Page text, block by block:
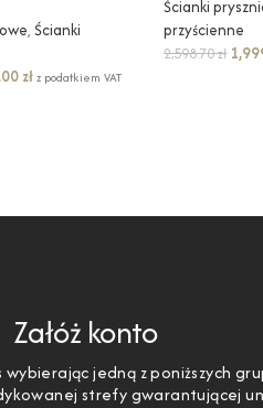
, Ścianki
zł z podatkiem VAT
Ścianki
przyścienne
2,598.70zł
Załóż konto
wybierając jedną z poniższych
strefy gwarantującej